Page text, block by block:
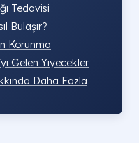
Tedavisi
Bulaşır?
Korunma
Gelen Yiyecekler
Daha Fazla